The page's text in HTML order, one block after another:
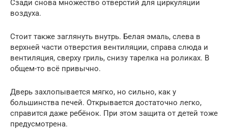
Сзади снова множество отверстий для циркуляции
воздуха.
Стоит также заглянуть внутрь. Белая эмаль, слева в
верхней части отверстия вентиляции, справа слюда и
вентиляция, сверху гриль, снизу тарелка на роликах. В
общем-то всё привычно.
Дверь захлопывается мягко, но сильно, как у
большинства печей. Открывается достаточно легко,
справится даже ребёнок. При этом защита от детей тоже
предусмотрена.